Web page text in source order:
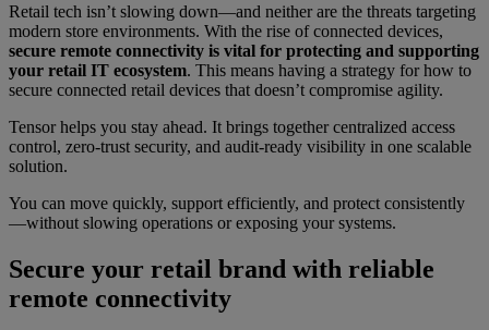
Retail tech isn’t slowing down—and neither are the threats targeting
modern store environments. With the rise of connected devices,
secure remote connectivity is vital for protecting and supporting
your retail IT ecosystem. This means having a strategy for how to
secure connected retail devices that doesn’t compromise agility.
Tensor helps you stay ahead. It brings together centralized access
control, zero-trust security, and audit-ready visibility in one scalable
solution.
You can move quickly, support efficiently, and protect consistently
—without slowing operations or exposing your systems.
Secure your retail brand with reliable
remote connectivity